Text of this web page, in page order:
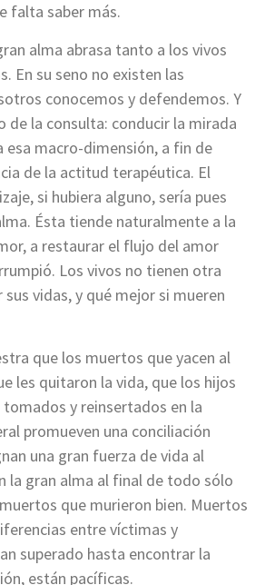
falta saber más.
alma abrasa tanto a los vivos
En su seno no existen las
conocemos y defendemos. Y
de la consulta: conducir la mirada
esa macro-dimensión, a fin de
de la actitud terapéutica. El
si hubiera alguno, sería pues
Ésta tiende naturalmente a la
a restaurar el flujo del amor
Los vivos no tienen otra
vidas, y qué mejor si mueren
que los muertos que yacen al
les quitaron la vida, que los hijos
y reinsertados en la
promueven una conciliación
una gran fuerza de vida al
la gran alma al final de todo sólo
que murieron bien. Muertos
entre víctimas y
superado hasta encontrar la
están pacíficas.